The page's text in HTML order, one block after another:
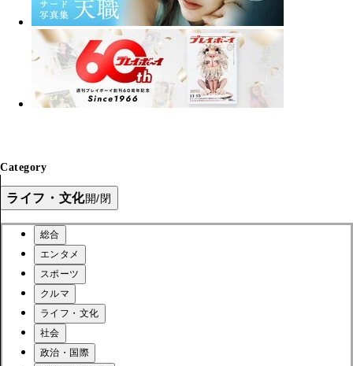
Category
ライフ・文化開/閉
総合
エンタメ
スポーツ
クルマ
ライフ・文化
社会
政治・国際